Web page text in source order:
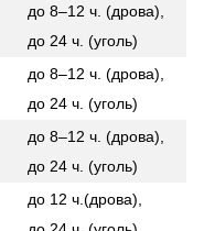
до 8–12 ч. (дрова),
до 24 ч. (уголь)
до 8–12 ч. (дрова),
до 24 ч. (уголь)
до 8–12 ч. (дрова),
до 24 ч. (уголь)
до 12 ч.(дрова),